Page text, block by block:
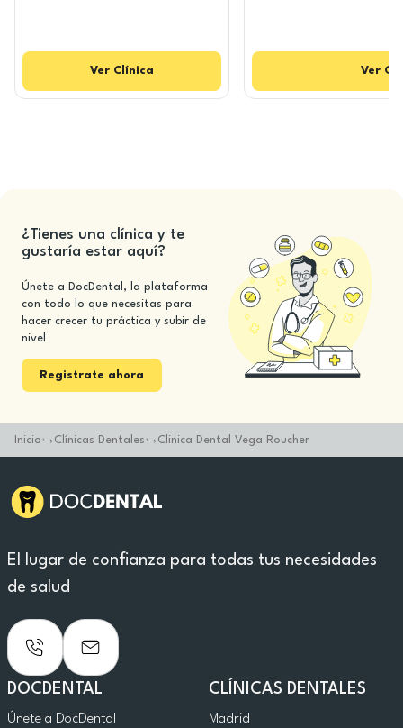
Ver Clínica Ver
¿Tienes una clínica y te
gustaría estar aquí?
Únete a DocDental, la plataforma
con todo lo que necesitas para
hacer crecer tu práctica y subir de
nivel
Registrate ahora
Inicio Clínicas Dentales Clinica Dental Vega Roucher
El lugar de confianza para todas tus necesidades
de salud
DOCDENTAL
Únete a DocDental
CLÍNICAS DENTALES
Madrid